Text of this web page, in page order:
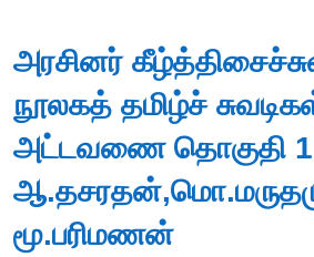
அரசினர்
நூலகத் தமிழ்ச்
அட்டவணை தொகுதி
மூ.பரிமணன்